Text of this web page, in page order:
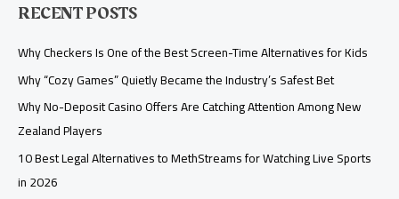
RECENT POSTS
Why Checkers Is One of the Best Screen-Time Alternatives for Kids
Why “Cozy Games” Quietly Became the Industry’s Safest Bet
Why No-Deposit Casino Offers Are Catching Attention Among New
Zealand Players
10 Best Legal Alternatives to MethStreams for Watching Live Sports
in 2026